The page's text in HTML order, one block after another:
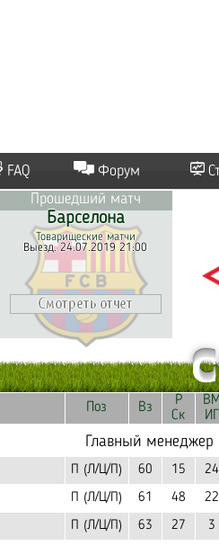
FAQ Форум
Прошедший матч
Барселона
Товарищеские матчи
Выезд. 24.07.2019 21:00
Поз Вз
Р
Ск
ИГ
Главный
П (Л/Ц/П) 60 15 24
П (Л/Ц/П) 61 48 22
П (Л/Ц/П) 63 27 3